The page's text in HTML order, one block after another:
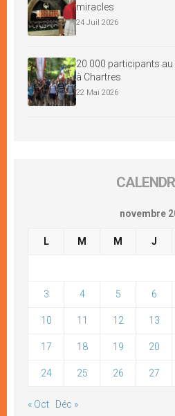
miracles
24 Juil 2026
20 000 participants au
à Chartres
22 Mai 2026
novembre
L M M J
3 4 5 6
10 11 12 13
17 18 19 20
24 25 26 27
« Oct Déc »